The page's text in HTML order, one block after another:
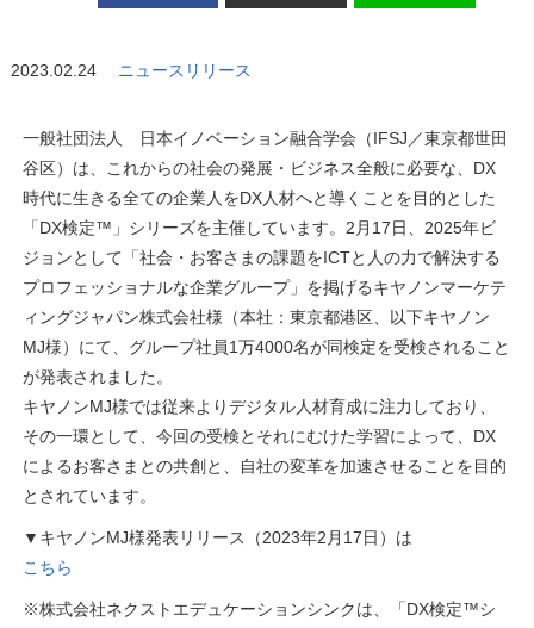
2023.02.24 ニュースリリース
一般社団法人 日本イノベーション融合学会（IFSJ／東京都世田
谷区）は、これからの社会の発展・ビジネス全般に必要な、DX
時代に生きる全ての企業人をDX人材へと導くことを目的とした
「DX検定™」シリーズを主催しています。2月17日、2025年ビ
ジョンとして「社会・お客さまの課題をICTと人の力で解決する
プロフェッショナルな企業グループ」を掲げるキヤノンマーケテ
ィングジャパン株式会社様（本社：東京都港区、以下キヤノン
MJ様）にて、グループ社員1万4000名が同検定を受検されること
が発表されました。
キヤノンMJ様では従来よりデジタル人材育成に注力しており、
その一環として、今回の受検とそれにむけた学習によって、DX
によるお客さまとの共創と、自社の変革を加速させることを目的
とされています。
▼キヤノンMJ様発表リリース（2023年2月17日）は
こちら
※株式会社ネクストエデュケーションシンクは、「DX検定™シ